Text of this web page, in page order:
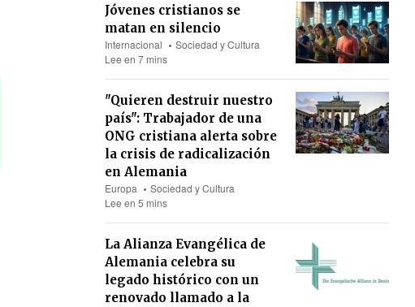
Jóvenes cristianos se
matan en silencio
Internacional
Sociedad y Cultura
Lee en 7 mins
"Quieren destruir nuestro
país": Trabajador de una
ONG cristiana alerta sobre
la crisis de radicalización
en Alemania
Europa
Sociedad y Cultura
Lee en 5 mins
La Alianza Evangélica de
Alemania celebra su
legado histórico con un
renovado llamado a la